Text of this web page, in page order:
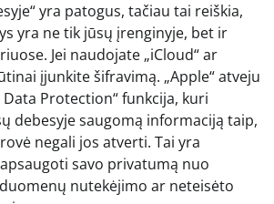
yra patogus, tačiau tai reiškia,
yra ne tik jūsų įrenginyje, bet ir
Jei naudojate „iCloud“ ar
įjunkite šifravimą. „Apple“ atveju
Protection“ funkcija, kuri
debesyje saugomą informaciją taip,
negali jos atverti. Tai yra
savo privatumą nuo
nutekėjimo ar neteisėto